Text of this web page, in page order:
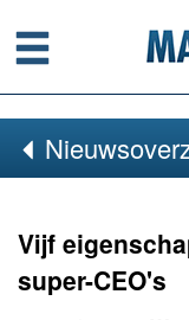
Menu
Vijf
super-CEO's